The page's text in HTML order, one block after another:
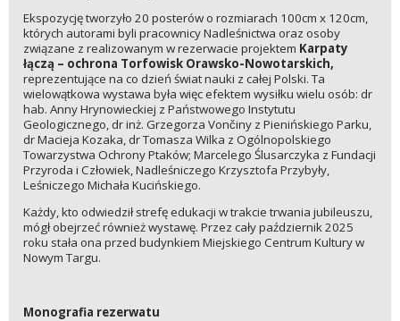
Ekspozycję tworzyło 20 posterów o rozmiarach 100cm x 120cm,
których autorami byli pracownicy Nadleśnictwa oraz osoby
związane z realizowanym w rezerwacie projektem Karpaty
łączą – ochrona Torfowisk Orawsko-Nowotarskich,
reprezentujące na co dzień świat nauki z całej Polski. Ta
wielowątkowa wystawa była więc efektem wysiłku wielu osób: dr
hab. Anny Hrynowieckiej z Państwowego Instytutu
Geologicznego, dr inż. Grzegorza Vončiny z Pienińskiego Parku,
dr Macieja Kozaka, dr Tomasza Wilka z Ogólnopolskiego
Towarzystwa Ochrony Ptaków; Marcelego Ślusarczyka z Fundacji
Przyroda i Człowiek, Nadleśniczego Krzysztofa Przybyły,
Leśniczego Michała Kucińskiego.
Każdy, kto odwiedził strefę edukacji w trakcie trwania jubileuszu,
mógł obejrzeć również wystawę. Przez cały październik 2025
roku stała ona przed budynkiem Miejskiego Centrum Kultury w
Nowym Targu.
Monografia rezerwatu